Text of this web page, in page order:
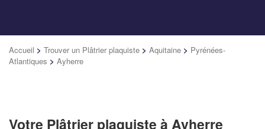
Accueil > Trouver un Plâtrier plaquiste > Aquitaine > Pyrénées-
Atlantiques > Ayherre
Votre Plâtrier plaquiste à Ayherre